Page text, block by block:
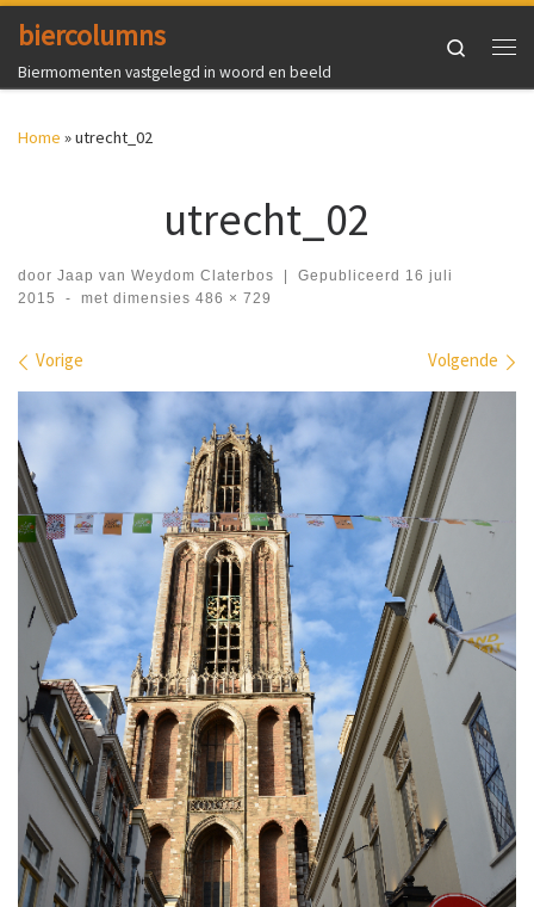
Ga naar inhoud
biercolumns
Biermomenten vastgelegd in woord en beeld
Search
Home »utrecht_02
utrecht_02
door Jaap van Weydom Claterbos Gepubliceerd 16 juli
2015
- met dimensies 486 × 729
Afbeeldingen navigatie
Vorige Volgende